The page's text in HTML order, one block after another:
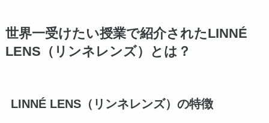
世界一受けたい授業で紹介されたLINNÉ
LENS（リンネレンズ）とは？
LINNÉ LENS（リンネレンズ）の特徴